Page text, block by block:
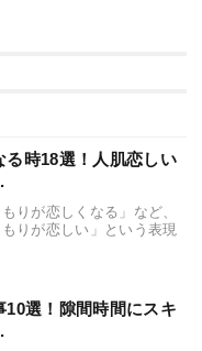
る時18選！人肌恋しい
りが恋しくなる」など、
りが恋しい」という表現
選！隙間時間にスキ